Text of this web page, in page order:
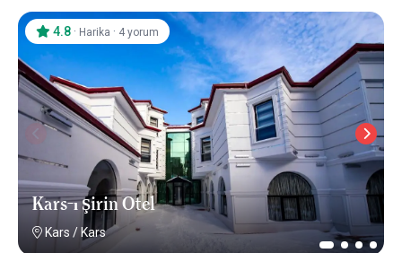
Kars-ı Şirin Otel
Kars / Kars
4.8 · Harika · 4 yorum